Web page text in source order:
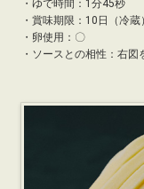
・ ゆで時間：1分45秒
・ 賞味期限：10日（冷蔵）
・卵使用：〇
・ソースとの相性：右図